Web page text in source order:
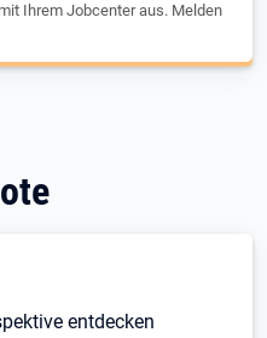
Ihrem Jobcenter aus. Melden
entdecken